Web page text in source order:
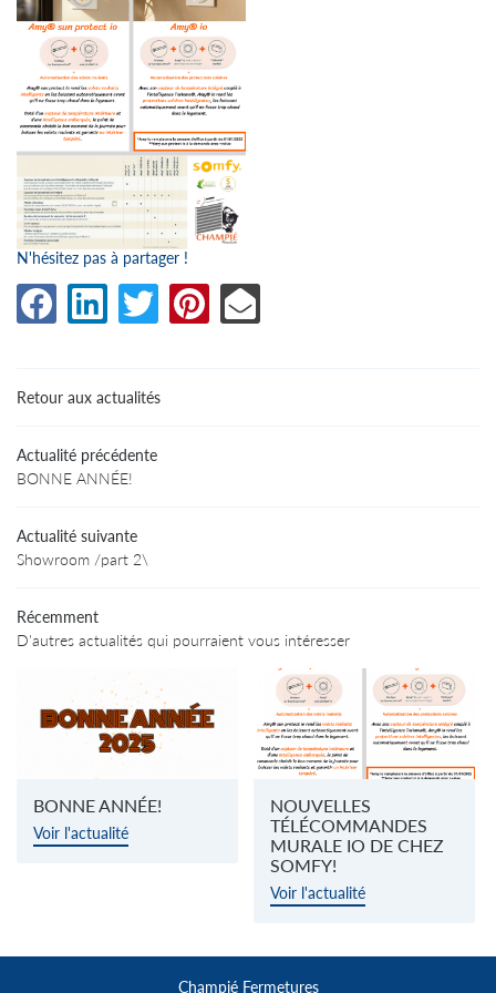
de fabrication
En images
actualités
Contact
INSCRIPTION
ESPACE PRO
Rejoignez-
N'hésitez pas à partager !
Retour aux actualités
Actualité précédente
BONNE ANNÉE!
Actualité suivante
Showroom /part 2\
Récemment
D'autres actualités qui pourraient vous intéresser
BONNE ANNÉE!
Voir l'actualité
NOUVELLES
TÉLÉCOMMANDES
MURALE IO DE CHEZ
SOMFY!
Voir l'actualité
Champié Fermetures